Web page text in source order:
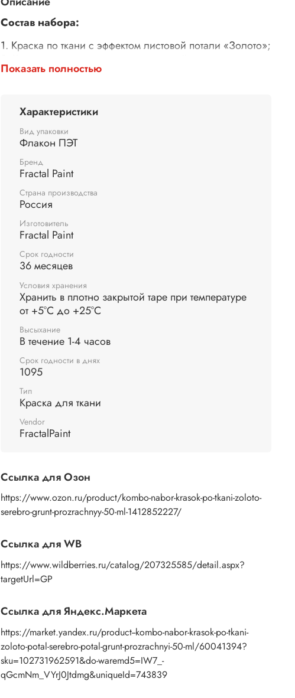
Состав набора:
1. Краска по ткани с эффектом листовой потали «Золото»;
«Серебро»;
Объем банок: 50 мл.
Показать полностью
Характеристики
Вид упаковки
Флакон ПЭТ
Бренд
Fractal Paint
Страна производства
Россия
Изготовитель
Fractal Paint
Срок годности
36 месяцев
Условия хранения
Хранить в плотно закрытой таре при температуре
от +5°С до +25°С
Высыхание
В течение 1-4 часов
Срок годности в днях
1095
Тип
Краска для ткани
Vendor
FractalPaint
Ссылка для Озон
https://www.ozon.ru/product/kombo-nabor-krasok-po-tkani-zoloto-
serebro-grunt-prozrachnyy-50-ml-1412852227/
Ссылка для WB
https://www.wildberries.ru/catalog/207325585/detail.aspx?
targetUrl=GP
Ссылка для Яндекс.Маркета
https://market.yandex.ru/product--kombo-nabor-krasok-po-tkani-
zoloto-potal-serebro-potal-grunt-prozrachnyi-50-ml/60041394?
sku=102731962591&do-waremd5=IW7_-
qGcmNm_VYrJ0Jtdmg&uniqueId=743839